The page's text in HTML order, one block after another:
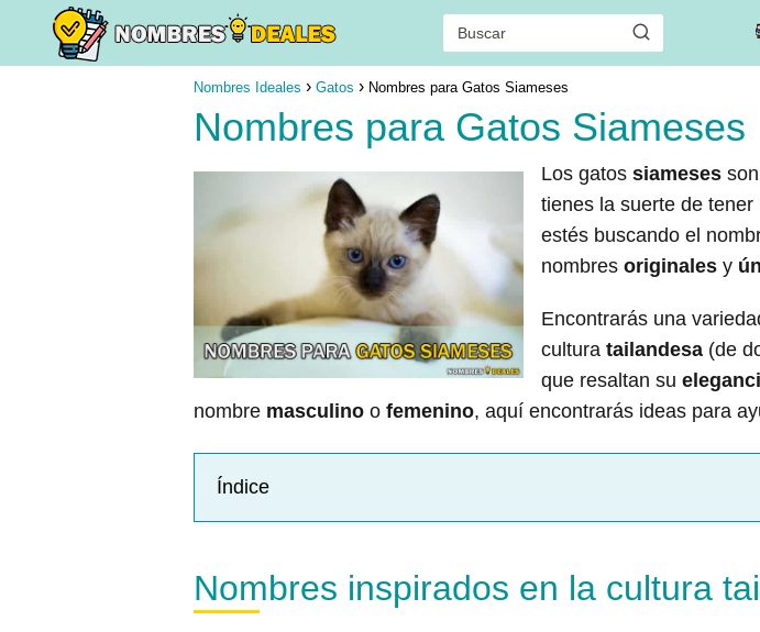
Nombres Ideales Gatos Nombres para Gatos Siameses
Nombres para Gatos Siameses
Los gatos siameses
tienes la suerte de
estés buscando el
nombres originales y
Encontrarás una
cultura tailandesa (de
que resaltan su
nombre masculino o femenino, aquí encontrarás ideas para
Índice
Nombres inspirados en la cultura